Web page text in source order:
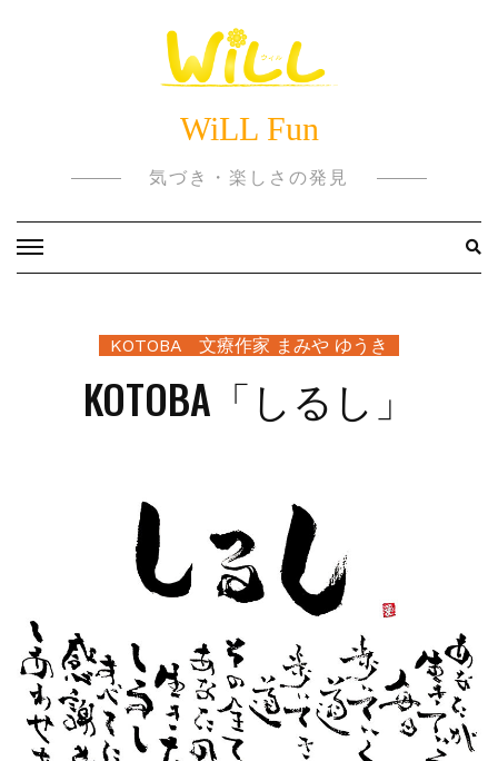
WiLL Fun
気づき・楽しさの発見
KOTOBA 文療作家 まみや ゆうき
KOTOBA「しるし」